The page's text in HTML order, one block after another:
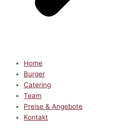
Home
Burger
Catering
Team
Preise & Angebote
Kontakt